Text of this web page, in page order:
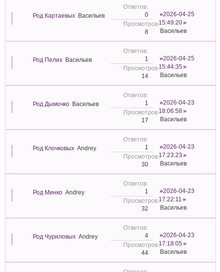
Род Картаевых Васильев 0
8
2026-04-25
15:49:20
Васильев
Род Пелих Васильев 1
14
2026-04-25
15:44:35
Васильев
Род Дымочко Васильев 1
17
2026-04-23
18:06:58
Васильев
Род Клочковых Andrey 1
30
2026-04-23
17:23:23
Васильев
Род Минко Andrey 1
32
2026-04-23
17:22:11
Васильев
Род Чуриловых Andrey 4
44
2026-04-23
17:18:05
Васильев